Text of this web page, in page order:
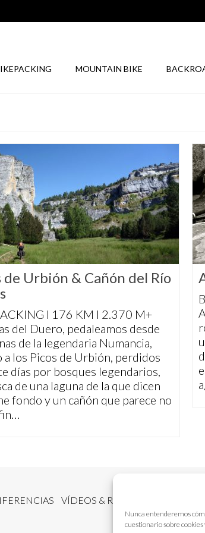
Nunca entenderemos
cuestionario sobre cookies
MOUNTAIN BIKE
de Urbión & Cañón del Río
I 176 KM I 2.370 M+
del Duero, pedaleamos desde
de la legendaria Numancia,
a los Picos de Urbión, perdidos
días por bosques legendarios,
de una laguna de la que dicen
fondo y un cañón que parece no
VÍDEOS & REPORTAJES TV